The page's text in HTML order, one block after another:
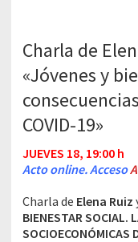
Charla de
«Jóvenes y
COVID-19»
JUEVES 18, 19:00 h
Acto online. Acceso
Charla de Elena Ruiz
BIENESTAR SOCIAL.
SOCIOECONÓMICAS